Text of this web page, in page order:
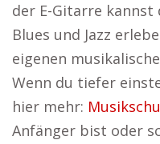
der E-Gitarre kannst
Blues und Jazz
eigenen
Wenn du tiefer
hier mehr:
Anfänger bist oder